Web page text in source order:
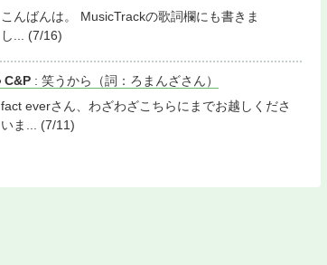
こんばんは。 MusicTrackの歌詞欄にも書きま
し... (7/16)
C&P : 笑うから（詞：ろまんざさん）
fact everさん、わざわざこちらにまでお越しくださ
いま... (7/11)